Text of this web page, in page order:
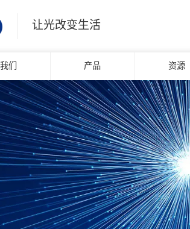
让光改变生活
们 产品 资源